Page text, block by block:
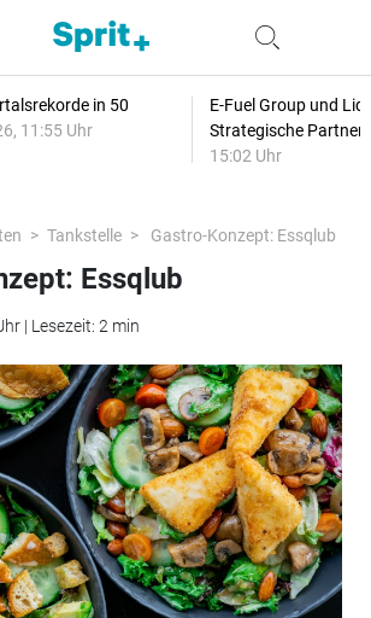
in 50
11:55 Uhr
E-Fuel Group und
Strategische
15:02 Uhr
Tankstelle Gastro-Konzept: Essqlub
Essqlub
| Lesezeit: 2 min